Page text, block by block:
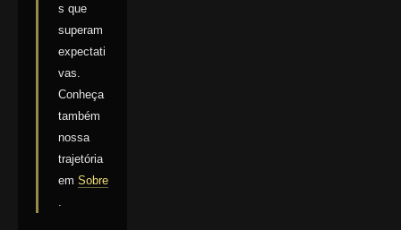
s que
superam
expectati
vas.
Conheça
também
nossa
trajetória
em Sobre